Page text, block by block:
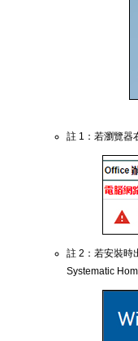
註 1：若瀏覽器
註 2：若安裝時
Systematic